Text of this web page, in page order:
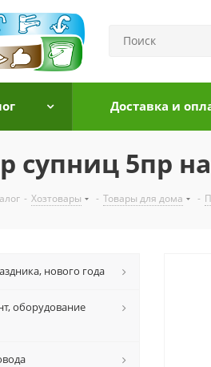
Доставка и
супниц 5пр
- Хозтовары - Товары для дома -
нового года
оборудование